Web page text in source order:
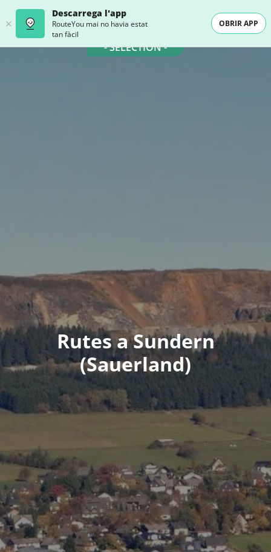
Descarrega l'app
RouteYou mai no havia estat
tan fàcil
OBRIR APP
- SELECTION -
Rutes a Sundern
(Sauerland)